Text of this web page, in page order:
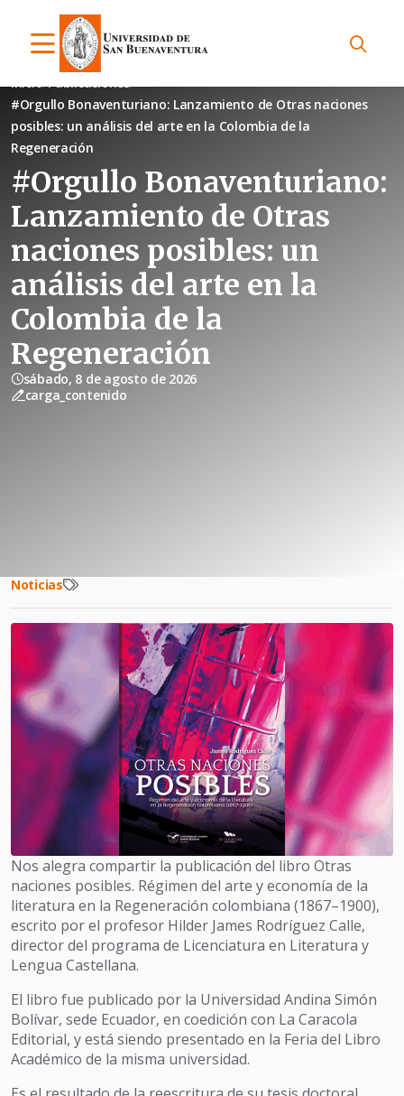
Inicio Publicaciones
#Orgullo Bonaventuriano: Lanzamiento de Otras naciones
posibles: un análisis del arte en la Colombia de la
Regeneración
#Orgullo Bonaventuriano:
Lanzamiento de Otras
naciones posibles: un
análisis del arte en la
Colombia de la
Regeneración
sábado, 8 de agosto de 2026
carga_contenido
Noticias
Nos alegra compartir la publicación del libro Otras
naciones posibles. Régimen del arte y economía de la
literatura en la Regeneración colombiana (1867–1900),
escrito por el profesor Hilder James Rodríguez Calle,
director del programa de Licenciatura en Literatura y
Lengua Castellana.
El libro fue publicado por la Universidad Andina Simón
Bolívar, sede Ecuador, en coedición con La Caracola
Editorial, y está siendo presentado en la Feria del Libro
Académico de la misma universidad.